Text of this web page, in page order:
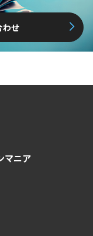
わせ
マニア